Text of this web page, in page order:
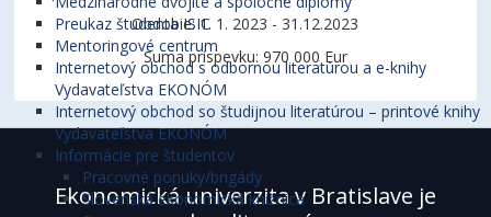
Preukaz študenta ISIC
Mentoringové centrum
Internetový obchod s odbornou literatúrou a e-knihy
Vydavateľstva EKONÓM
Internetový obchod so študijnou literatúrou – printové knihy
Vydavateľstva EKONÓM
Informácie pre študentov
Pracovné ponuky/brigády
Slovenská ekonomická knižnica
Obdobie: 1. 1. 2023 - 31.12.2023
Suma príspevku: 970 000 Eur
Ekonomická univerzita v Bratislave je